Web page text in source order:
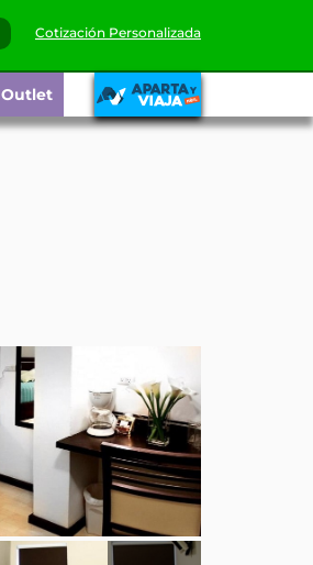
Cotización Personalizada